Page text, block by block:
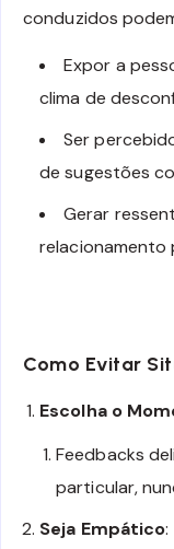
conduzidos
Expor a
clima de
Ser
de sugestões
Gerar
relacionamento
Como Evitar
Escolha o
Feedbacks
particular,
Seja Empático: